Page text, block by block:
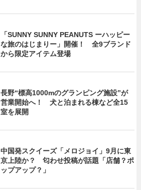
「SUNNY SUNNY PEANUTS ーハッピー
な旅のはじまりー」開催！ 全9ブランド
から限定アイテム登場
長野“標高1000mのグランピング施設”が
営業開始へ！ 犬と泊まれる棟など全15
室を展開
中国発スクイーズ「メロジョイ」9月に東
京上陸か？ 匂わせ投稿が話題「店舗？ポ
ップアップ？」